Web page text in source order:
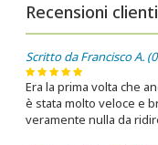
Recensioni
Scritto da Francisco A.
Era la prima volta che
è stata molto veloce e
veramente nulla da